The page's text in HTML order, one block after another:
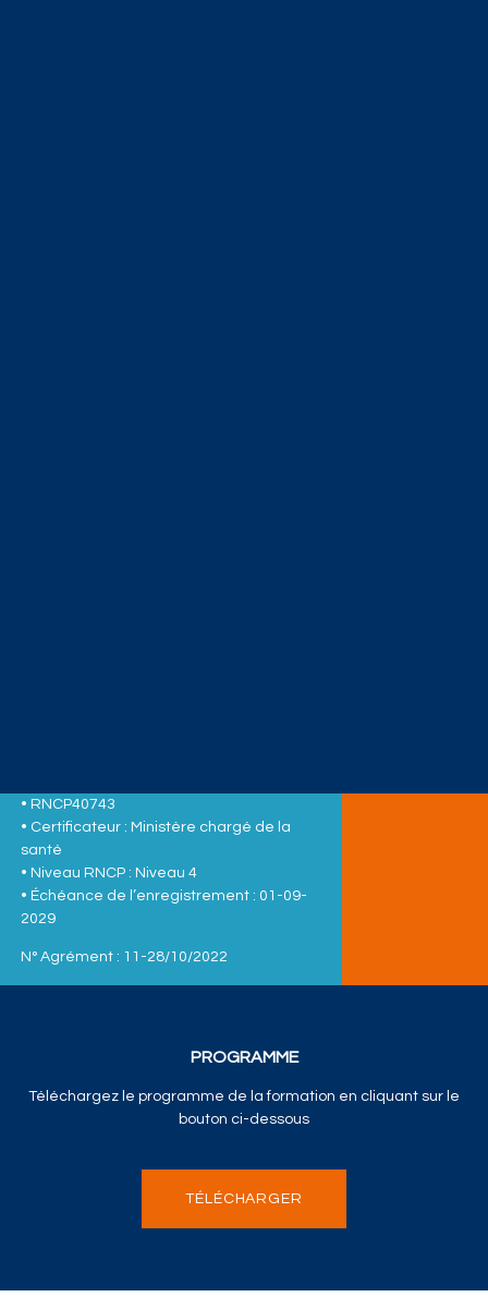
• RNCP40743
• Certificateur : Ministère chargé de la
santé
• Niveau RNCP : Niveau 4
• Échéance de l’enregistrement : 01-09-
2029
N° Agrément : 11-28/10/2022
PROGRAMME
Téléchargez le programme de la formation en cliquant sur le
bouton ci-dessous
TÉLÉCHARGER